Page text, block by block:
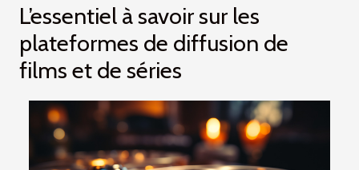
L’essentiel à savoir sur les
plateformes de diffusion de
films et de séries